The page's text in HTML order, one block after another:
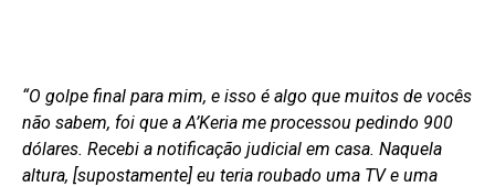
“O golpe final para mim, e isso é algo que muitos de vocês
não sabem, foi que a A’Keria me processou pedindo 900
dólares. Recebi a notificação judicial em casa. Naquela
altura, [supostamente] eu teria roubado uma TV e uma